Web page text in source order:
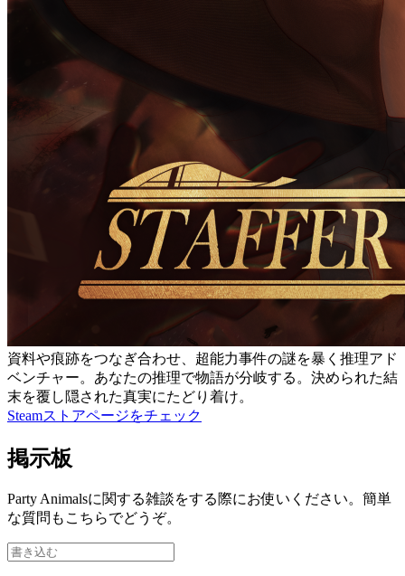
資料や痕跡をつなぎ合わせ、超能力事件の謎を暴く推理アド
ベンチャー。あなたの推理で物語が分岐する。決められた結
末を覆し隠された真実にたどり着け。
Steamストアページをチェック
掲示板
Party Animalsに関する雑談をする際にお使いください。簡単
な質問もこちらでどうぞ。